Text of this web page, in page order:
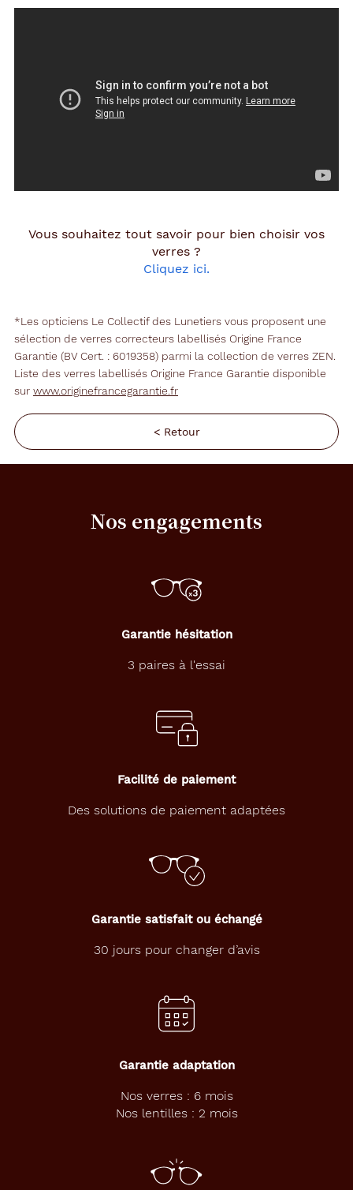
Vous souhaitez tout savoir pour bien choisir vos
verres ?
Cliquez ici.
*Les opticiens Le Collectif des Lunetiers vous proposent une
sélection de verres correcteurs labellisés Origine France
Garantie (BV Cert. : 6019358) parmi la collection de verres ZEN.
Liste des verres labellisés Origine France Garantie disponible
sur www.originefrancegarantie.fr
< Retour
Nos engagements
Garantie hésitation
3 paires à l'essai
Facilité de paiement
Des solutions de paiement adaptées
Garantie satisfait ou échangé
30 jours pour changer d’avis
Garantie adaptation
Nos verres : 6 mois
Nos lentilles : 2 mois